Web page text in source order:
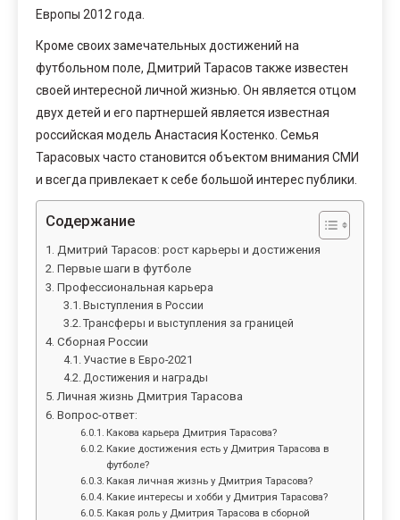
Европы 2012 года.
Кроме своих замечательных достижений на
футбольном поле, Дмитрий Тарасов также известен
своей интересной личной жизнью. Он является отцом
двух детей и его партнершей является известная
российская модель Анастасия Костенко. Семья
Тарасовых часто становится объектом внимания СМИ
и всегда привлекает к себе большой интерес публики.
Содержание
Дмитрий Тарасов: рост карьеры и достижения
Первые шаги в футболе
Профессиональная карьера
Выступления в России
Трансферы и выступления за границей
Сборная России
Участие в Евро-2021
Достижения и награды
Личная жизнь Дмитрия Тарасова
Вопрос-ответ:
Какова карьера Дмитрия Тарасова?
Какие достижения есть у Дмитрия Тарасова в
футболе?
Какая личная жизнь у Дмитрия Тарасова?
Какие интересы и хобби у Дмитрия Тарасова?
Какая роль у Дмитрия Тарасова в сборной